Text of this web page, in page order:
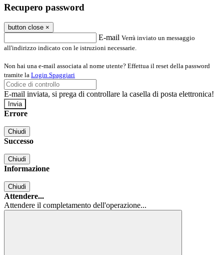
Recupero password
button close ×
E-mail Verrà inviato un messaggio
all'indirizzo indicato con le istruzioni necessarie.
Non hai una e-mail associata al nome utente? Effettua il reset della password
tramite la Login Spaggiari
E-mail inviata, si prega di controllare la casella di posta elettronica!
Errore
Chiudi
Successo
Chiudi
Informazione
Chiudi
Attendere...
Attendere il completamento dell'operazione...